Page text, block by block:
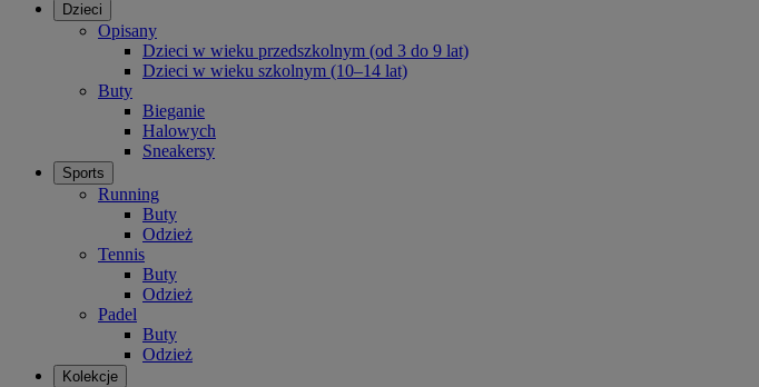
Dzieci
Opisany
Dzieci w wieku przedszkolnym (od 3 do 9 lat)
Dzieci w wieku szkolnym (10–14 lat)
Buty
Bieganie
Halowych
Sneakersy
Sports
Running
Buty
Odzież
Tennis
Buty
Odzież
Padel
Buty
Odzież
Kolekcje